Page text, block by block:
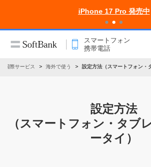
iPhone 17 Pro 発売中
スマートフォン
携帯電話
国際サービス 海外で使う 設定方法（スマートフォン・
設定方法
（スマートフォン・タブ
ータイ）